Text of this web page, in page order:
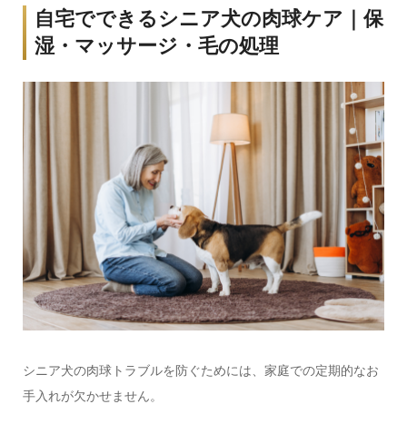
自宅でできるシニア犬の肉球ケア｜保
湿・マッサージ・毛の処理
シニア犬の肉球トラブルを防ぐためには、家庭での定期的なお
手入れが欠かせません。